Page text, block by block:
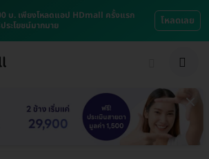
บ. เพียงโหลดแอป HDmall ครั้งแรก
ะโยชน์มากมาย
โหลดเลย